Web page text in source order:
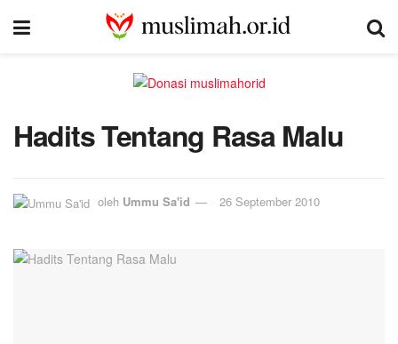
Hadits Tentang Rasa Malu
oleh Ummu Sa'id 26 September 2010